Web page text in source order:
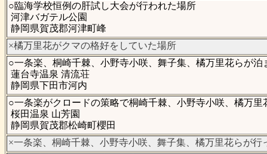
○臨海学校恒例の肝試し大会が行われた場所
河津バガテル公園
静岡県賀茂郡河津町峰
×橘万里花がクマの格好をしていた場所
○一条楽、桐崎千棘、小野寺小咲、舞子集、橘万里花らが泊
蓮台寺温泉 清流荘
静岡県下田市河内
○一条楽がクロードの策略で桐崎千棘、小野寺小咲、橘万里
桜田温泉 山芳園
静岡県賀茂郡松崎町櫻田
×一条楽、桐崎千棘、小野寺小咲、舞子集、橘万里花らが行